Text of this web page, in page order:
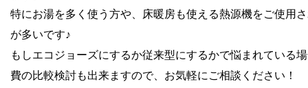
特にお湯を多く使う方や、床暖房も使える熱源機をご使用
が多いです♪
もしエコジョーズにするか従来型にするかで悩まれている
費の比較検討も出来ますので、お気軽にご相談ください！